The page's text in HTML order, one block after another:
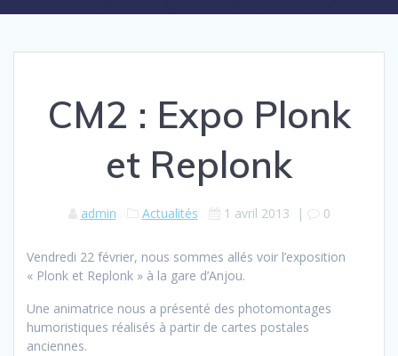
CM2 : Expo Plonk
et Replonk
admin Actualités 1 avril 2013 | 0
Vendredi 22 février, nous sommes allés voir l’exposition
« Plonk et Replonk » à la gare d’Anjou.
Une animatrice nous a présenté des photomontages
humoristiques réalisés à partir de cartes postales
anciennes.